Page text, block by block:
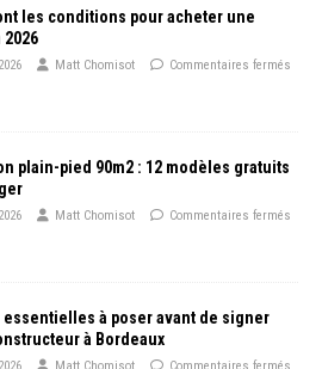
les conditions pour acheter une
Matt Chomisot Commentaires fermés
plain-pied 90m2 : 12 modèles gratuits
Matt Chomisot Commentaires fermés
essentielles à poser avant de signer
à Bordeaux